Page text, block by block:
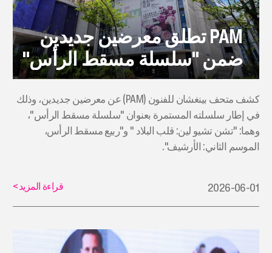
PAM تطلق معرضين جديدين
ضمن "سلسلة مسقط الرأس"
كشف متحف بينغشان للفنون (PAM) عن معرضين جديدين، وذلك
في إطار سلسلته المستمرة بعنوان "سلسلة مسقط الرأس"،
وهما: "تشن تشيو لين: قلب البلاد " و"ربيع مسقط الرأس،
الموسم الثاني: الأرشيف".
2026-06-01 قراءة المزيد>